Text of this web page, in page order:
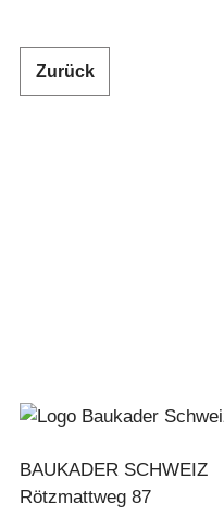
Zurück
BAUKADER SCHWEIZ
Rötzmattweg 87